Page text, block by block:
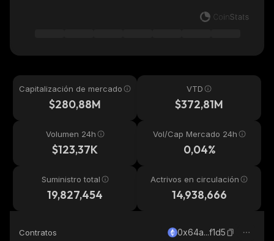
Capitalización de mercado
$280,88M
VTD
$372,81M
Volumen 24h
$123,37K
Vol/Cap Mercado 24h
0,04%
Suministro total
19,827,454
Actrivos en circulación
14,938,666
Contratos 0x64a...f1d5